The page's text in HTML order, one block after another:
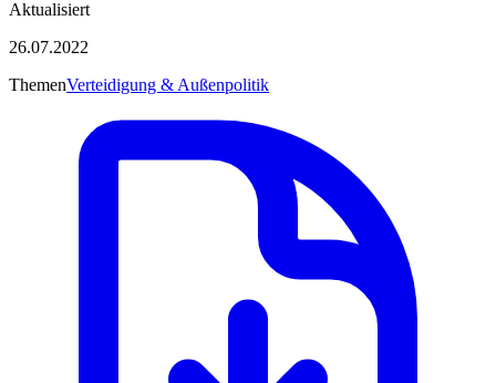
Aktualisiert
26.07.2022
ThemenVerteidigung & Außenpolitik